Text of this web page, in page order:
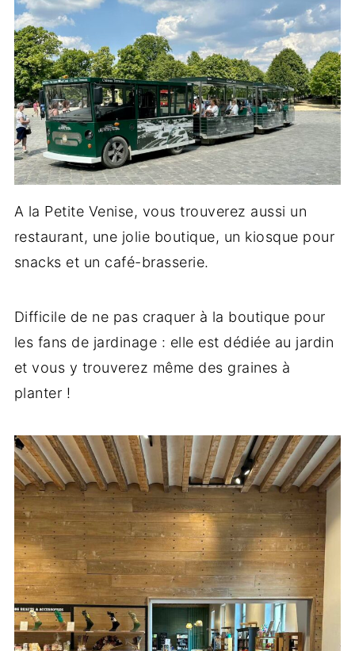
A la Petite Venise, vous trouverez aussi un
restaurant, une jolie boutique, un kiosque pour
snacks et un café-brasserie.
Difficile de ne pas craquer à la boutique pour
les fans de jardinage : elle est dédiée au jardin
et vous y trouverez même des graines à
planter !